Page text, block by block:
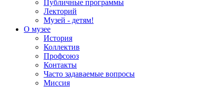
Публичные программы
Лекторий
Музей - детям!
О музее
История
Коллектив
Профсоюз
Контакты
Часто задаваемые вопросы
Миссия